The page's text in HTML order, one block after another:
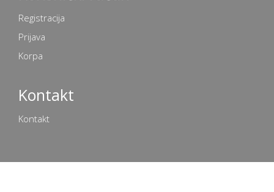
Registracija
Prijava
Korpa
Kontakt
Kontakt